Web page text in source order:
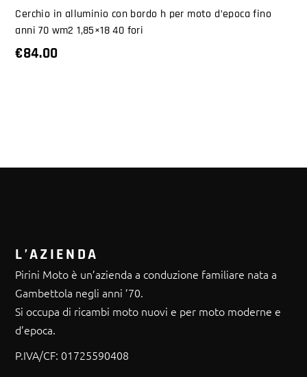
Cerchio in alluminio con bordo h per moto d’epoca fino
anni 70 wm2 1,85×18 40 fori
€84.00
L’AZIENDA
Pirini Moto è un’azienda a conduzione familiare nata a
Gambettola negli anni ’70.
Si occupa di ricambi moto nuovi e per moto moderne e
d’epoca.
P.IVA/CF: 01725590408